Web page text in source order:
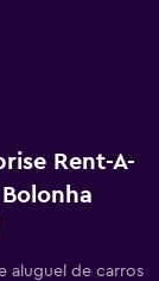
Rent-A-
aluguel de carros